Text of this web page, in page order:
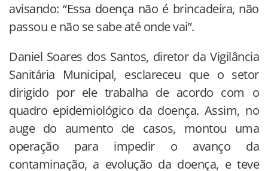
avisando: “Essa doença não é brincadeira, não
passou e não se sabe até onde vai”.
Daniel Soares dos Santos, diretor da Vigilância
Sanitária Municipal, esclareceu que o setor
dirigido por ele trabalha de acordo com o
quadro epidemiológico da doença. Assim, no
auge do aumento de casos, montou uma
operação para impedir o avanço da
contaminação, a evolução da doença, e teve